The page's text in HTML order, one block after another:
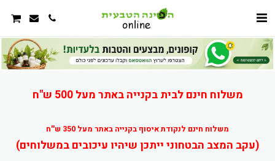
משלוח חינם לבית בקנייה באתר מעל 500 ש"ח
משלוח חינם לנקודת איסוף בקנייה באתר מעל 350 ש''ח
(עקב המצב הבטחוני ייתכן שיהיו עיכובים במשלוחים)